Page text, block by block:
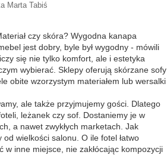
Marta Tabiś
czy skóra? Wygodna kanapa
jest dobry, byle był wygodny - mówili
się nie tylko komfort, ale i estetyka
wybierać. Sklepy oferują skórzane sofy
obite wzorzystym materiałem lub wersalki
ale także przyjmujemy gości. Dlatego
leżanek czy sof. Dostaniemy je w
a nawet zwykłych marketach. Jak
wielkości salonu. O ile fotel łatwo
w inne miejsce, nie zakłócając kompozycji